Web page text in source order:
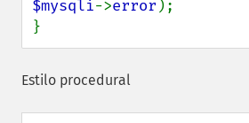
$mysqli->error );
}
Estilo procedural